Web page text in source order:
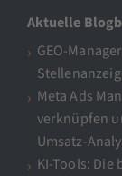
Aktuelle
GEO-
Meta Ads
verknüpfen
Umsatz-
KI-Tools: